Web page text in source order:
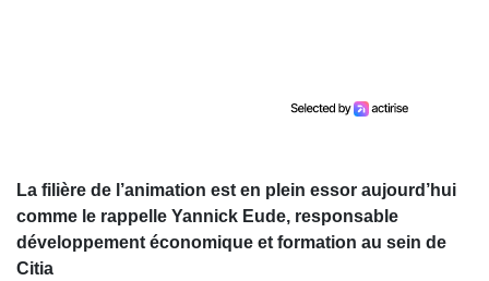
La filière de l’animation est en plein essor aujourd’hui
comme le rappelle Yannick Eude, responsable
développement économique et formation au sein de
Citia